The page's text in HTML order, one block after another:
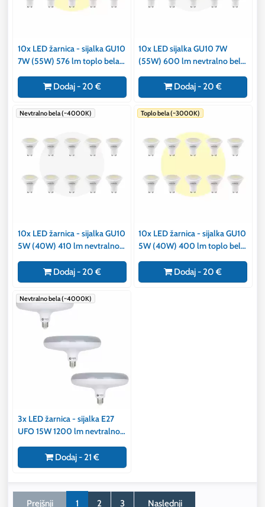
10x LED žarnica - sijalka GU10
7W (55W) 576 lm toplo bela
Dodaj - 20 €
10x LED sijalka GU10 7W
(55W) 600 lm nevtralno bela
Dodaj - 20 €
Nevtralno bela (~4000K)
10x LED žarnica - sijalka GU10
5W (40W) 410 lm nevtralno
Dodaj - 20 €
Toplo bela (~3000K)
10x LED žarnica - sijalka GU10
5W (40W) 400 lm toplo bela
Dodaj - 20 €
Nevtralno bela (~4000K)
3x LED žarnica - sijalka E27
UFO 15W 1200 lm nevtralno
Dodaj - 21 €
Prejšnji 1 2 3 Naslednji